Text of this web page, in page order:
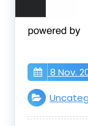
8 Nov.